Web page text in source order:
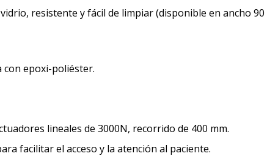
resistente y fácil de limpiar (disponible en ancho 90
con epoxi-poliéster.
lineales de 3000N, recorrido de 400 mm.
facilitar el acceso y la atención al paciente.